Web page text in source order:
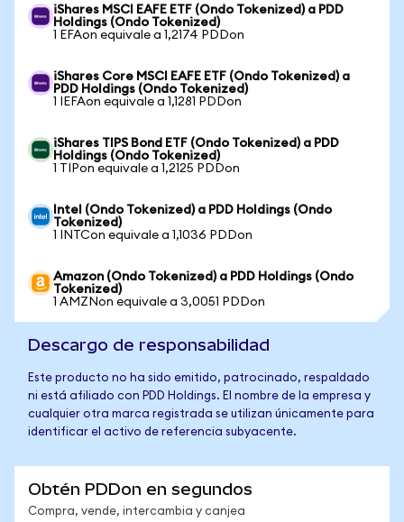
iShares MSCI EAFE ETF (Ondo Tokenized) a PDD
Holdings (Ondo Tokenized)
1 EFAon equivale a 1,2174 PDDon
iShares Core MSCI EAFE ETF (Ondo Tokenized) a
PDD Holdings (Ondo Tokenized)
1 IEFAon equivale a 1,1281 PDDon
iShares TIPS Bond ETF (Ondo Tokenized) a PDD
Holdings (Ondo Tokenized)
1 TIPon equivale a 1,2125 PDDon
Intel (Ondo Tokenized) a PDD Holdings (Ondo
Tokenized)
1 INTCon equivale a 1,1036 PDDon
Amazon (Ondo Tokenized) a PDD Holdings (Ondo
Tokenized)
1 AMZNon equivale a 3,0051 PDDon
Descargo de responsabilidad
Este producto no ha sido emitido, patrocinado, respaldado
ni está afiliado con PDD Holdings. El nombre de la empresa y
cualquier otra marca registrada se utilizan únicamente para
identificar el activo de referencia subyacente.
Obtén PDDon en segundos
Compra, vende, intercambia y canjea